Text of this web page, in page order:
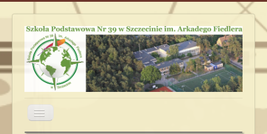
Przełącz
nawigację